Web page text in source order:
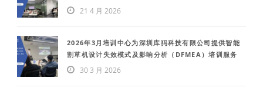
21 4 月 2026
2026年3月培训中心为深圳库犸科技有限公司提供智能
割草机设计失效模式及影响分析（DFMEA）培训服务
30 3 月 2026